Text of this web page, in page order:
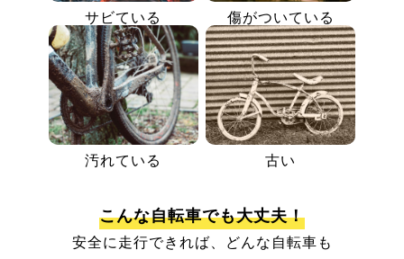
サビている 傷がついている
汚れている 古い
こんな自転車でも大丈夫！
安全に走行できれば、どんな自転車も